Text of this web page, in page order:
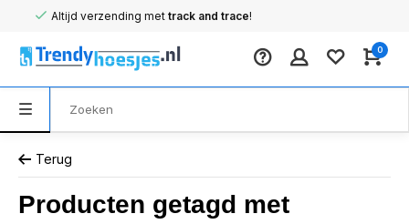
Altijd verzending mettrack and trace!
0
Terug
Producten getagd met